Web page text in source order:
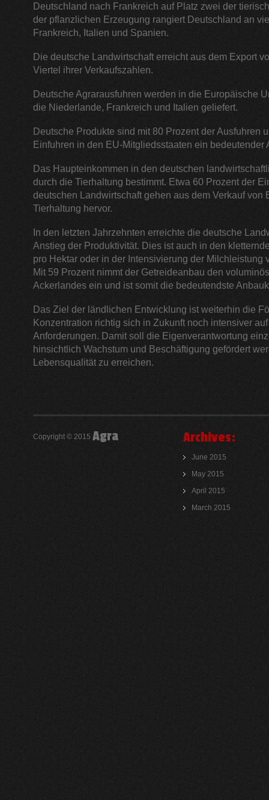
Deutschland nach Frankreich auf Platz zwei der
der pflanzlichen Erzeugung rangiert Deutschland an
Frankreich, Italien und Spanien.
Die deutsche Landwirtschaft erreicht aus dem Export
Viertel ihrer Verkaufszahlen.
Deutsche Agrarausfuhren werden in die Europäische
die Niederlande, Frankreich und Italien geliefert.
Deutsche Produkte sind mit 80 Prozent der Ausfuhren
Einfuhren in den EU-Mitgliedsstaaten ein bedeutender
Das Haupteinkommen in den deutschen
durch die Tierhaltung bestimmt. Etwa 60 Prozent der
deutschen Landwirtschaft gehen aus dem Verkauf von
Tierhaltung hervor.
In den letzten Jahrzehnten erreichte die deutsche
Anstieg der Produktivität. Dies ist auch in den
pro Hektar oder in der Intensivierung der Milchleistung
Mit 59 Prozent nimmt der Getreideanbau den
Ackerlandes ein und ist somit die bedeutendste
Das Ziel der ländlichen Entwicklung ist weiterhin die
Konzentration richtig sich in Zukunft noch intensiver
Anforderungen. Damit soll die Eigenverantwortung
hinsichtlich Wachstum und Beschäftigung gefördert
Lebensqualität zu erreichen.
Copyright © 2015 Agra Archives:
June 2015
May 2015
April 2015
March 2015